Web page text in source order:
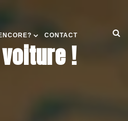
CONTACT
!